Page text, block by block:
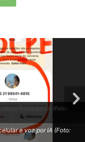
e voz por IA (Foto:
e voz por IA (Foto: